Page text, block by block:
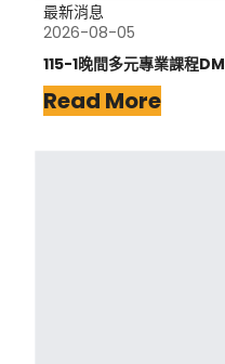
最新消息
2026-08-05
115-1晚間多元專業課程DM
Read More